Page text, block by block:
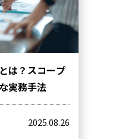
は？スコープ
実務手法
2025.08.26